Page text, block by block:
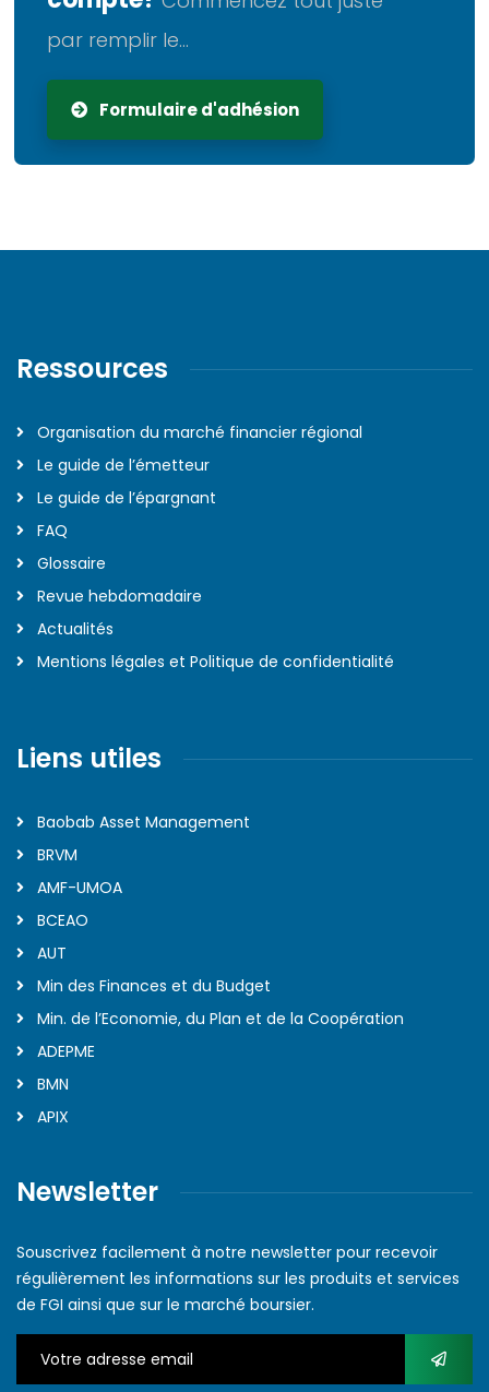
par remplir le...
Formulaire d'adhésion
Ressources
Organisation du marché financier régional
Le guide de l’émetteur
Le guide de l’épargnant
FAQ
Glossaire
Revue hebdomadaire
Actualités
Mentions légales et Politique de confidentialité
Liens utiles
Baobab Asset Management
BRVM
AMF-UMOA
BCEAO
AUT
Min des Finances et du Budget
Min. de l’Economie, du Plan et de la Coopération
ADEPME
BMN
APIX
Newsletter
Souscrivez facilement à notre newsletter pour recevoir
régulièrement les informations sur les produits et services
de FGI ainsi que sur le marché boursier.